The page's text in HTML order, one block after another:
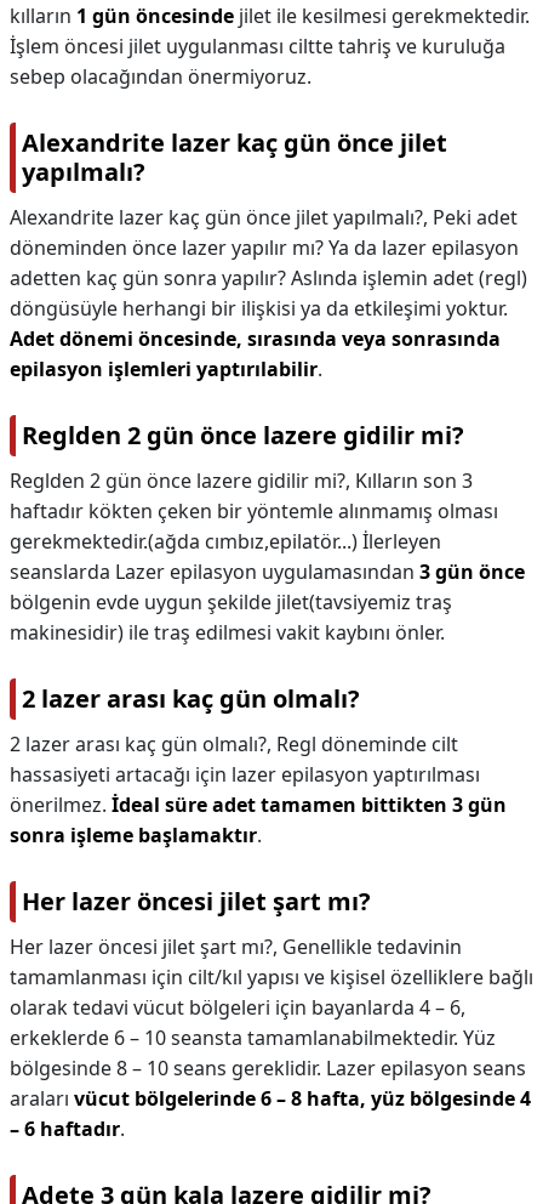
kılların 1 gün öncesinde jilet ile kesilmesi gerekmektedir.
İşlem öncesi jilet uygulanması ciltte tahriş ve kuruluğa
sebep olacağından önermiyoruz.
Alexandrite lazer kaç gün önce jilet
yapılmalı?
Alexandrite lazer kaç gün önce jilet yapılmalı?, Peki adet
döneminden önce lazer yapılır mı? Ya da lazer epilasyon
adetten kaç gün sonra yapılır? Aslında işlemin adet (regl)
döngüsüyle herhangi bir ilişkisi ya da etkileşimi yoktur.
Adet dönemi öncesinde, sırasında veya sonrasında
epilasyon işlemleri yaptırılabilir.
Reglden 2 gün önce lazere gidilir mi?
Reglden 2 gün önce lazere gidilir mi?, Kılların son 3
haftadır kökten çeken bir yöntemle alınmamış olması
gerekmektedir.(ağda cımbız,epilatör...) İlerleyen
seanslarda Lazer epilasyon uygulamasından 3 gün önce
bölgenin evde uygun şekilde jilet(tavsiyemiz traş
makinesidir) ile traş edilmesi vakit kaybını önler.
2 lazer arası kaç gün olmalı?
2 lazer arası kaç gün olmalı?, Regl döneminde cilt
hassasiyeti artacağı için lazer epilasyon yaptırılması
önerilmez. İdeal süre adet tamamen bittikten 3 gün
sonra işleme başlamaktır.
Her lazer öncesi jilet şart mı?
Her lazer öncesi jilet şart mı?, Genellikle tedavinin
tamamlanması için cilt/kıl yapısı ve kişisel özelliklere bağlı
olarak tedavi vücut bölgeleri için bayanlarda 4 – 6,
erkeklerde 6 – 10 seansta tamamlanabilmektedir. Yüz
bölgesinde 8 – 10 seans gereklidir. Lazer epilasyon seans
araları vücut bölgelerinde 6 – 8 hafta, yüz bölgesinde 4
– 6 haftadır.
Adete 3 gün kala lazere gidilir mi?